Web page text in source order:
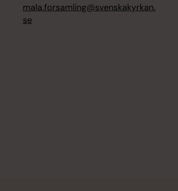
mala.forsamling@svenskakyrkan.
se